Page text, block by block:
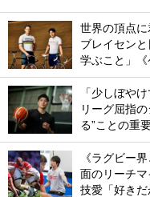
世界の頂点
ブレイセン
学ぶこと」
「少しぼや
リーグ屈指
る”ことの重
《ラグビー
面のリーチ
技愛「好きだ